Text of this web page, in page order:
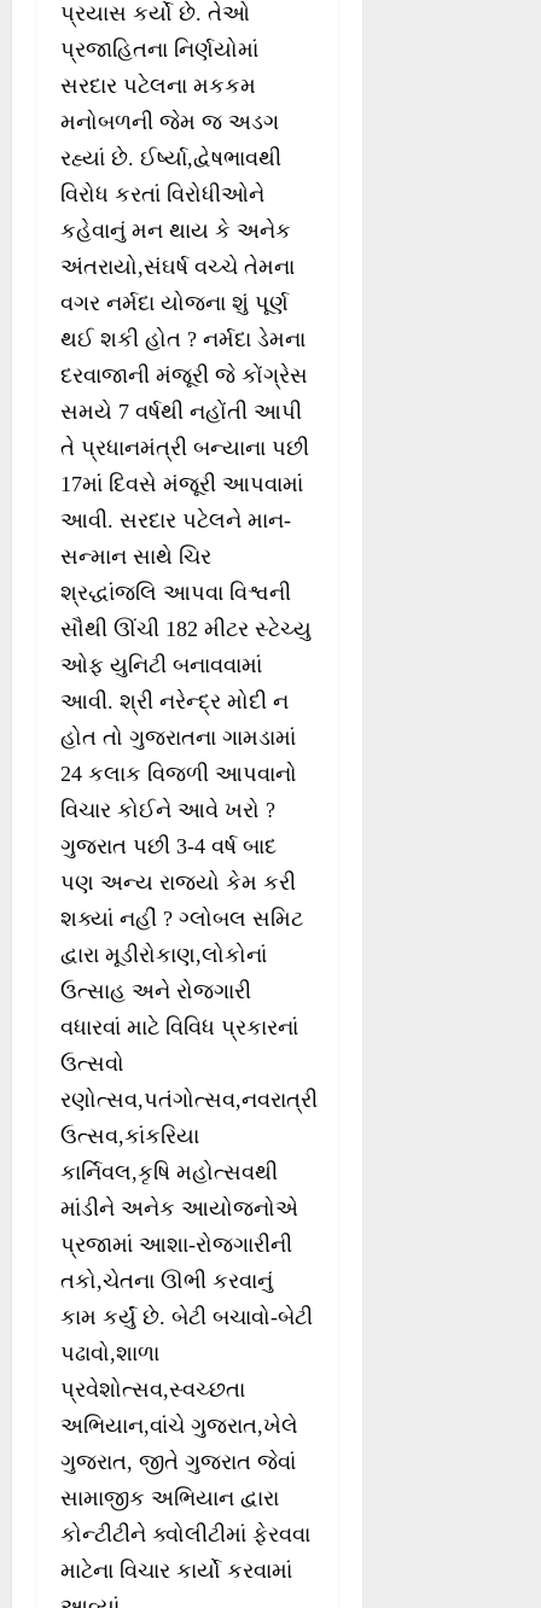
પ્રયાસ કર્યો છે. તેઓ
પ્રજાહિતના નિર્ણયોમાં
સરદાર પટેલના મકકમ
મનોબળની જેમ જ અડગ
રહ્યાં છે. ઈર્ષ્યા,દ્વેષભાવથી
વિરોધ કરતાં વિરોધીઓને
કહેવાનું મન થાય કે અનેક
અંતરાયો,સંઘર્ષ વચ્ચે તેમના
વગર નર્મદા યોજના શું પૂર્ણ
થઈ શકી હોત ? નર્મદા ડેમના
દરવાજાની મંજૂરી જે કોંગ્રેસ
સમયે 7 વર્ષથી નહોંતી આપી
તે પ્રધાનમંત્રી બન્યાના પછી
17માં દિવસે મંજૂરી આપવામાં
આવી. સરદાર પટેલને માન-
સન્માન સાથે ચિર
શ્રદ્ધાંજલિ આપવા વિશ્વની
સૌથી ઊંચી 182 મીટર સ્ટેચ્યુ
ઓફ યુનિટી બનાવવામાં
આવી. શ્રી નરેન્દ્ર મોદી ન
હોત તો ગુજરાતના ગામડામાં
24 કલાક વિજળી આપવાનો
વિચાર કોઈને આવે ખરો ?
ગુજરાત પછી 3-4 વર્ષ બાદ
પણ અન્ય રાજયો કેમ કરી
શક્યાં નહીં ? ગ્લોબલ સમિટ
દ્વારા મૂડીરોકાણ,લોકોનાં
ઉત્સાહ અને રોજગારી
વધારવાં માટે વિવિધ પ્રકારનાં
ઉત્સવો
રણોત્સવ,પતંગોત્સવ,નવરાત્રી
ઉત્સવ,કાંકરિયા
કાર્નિવલ,કૃષિ મહોત્સવથી
માંડીને અનેક આયોજનોએ
પ્રજામાં આશા-રોજગારીની
તકો,ચેતના ઊભી કરવાનું
કામ કર્યું છે. બેટી બચાવો-બેટી
પઢાવો,શાળા
પ્રવેશોત્સવ,સ્વચ્છતા
અભિયાન,વાંચે ગુજરાત,ખેલે
ગુજરાત, જીતે ગુજરાત જેવાં
સામાજીક અભિયાન દ્વારા
કોન્ટીટીને ક્વોલીટીમાં ફેરવવા
માટેના વિચાર કાર્યો કરવામાં